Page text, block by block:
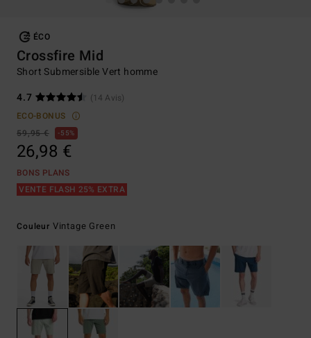
ÉCO
Crossfire Mid
Short Submersible Vert homme
4.7
(14 Avis)
ECO-BONUS
59,95 €
55%
26,98 €
BONS PLANS
VENTE FLASH 25% EXTRA
Couleur Vintage Green